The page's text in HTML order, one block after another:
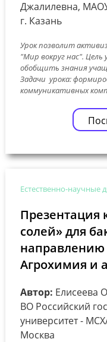
Джалилевна,
г. Казань
Урок позволит
"Мир вокруг нас".
обобщить знания
Задачи урока:
коммуникативных
Естественно-научные
Презентация
солей» для
направлению
Агрохимия и
Автор: Елисеева
ВО Российский
университет -
Москва